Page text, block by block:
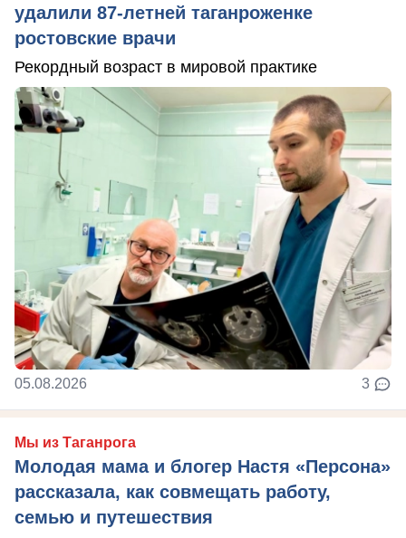
удалили 87-летней таганроженке
ростовские врачи
Рекордный возраст в мировой практике
05.08.2026 3
Мы из Таганрога
Молодая мама и блогер Настя «Персона»
рассказала, как совмещать работу,
семью и путешествия